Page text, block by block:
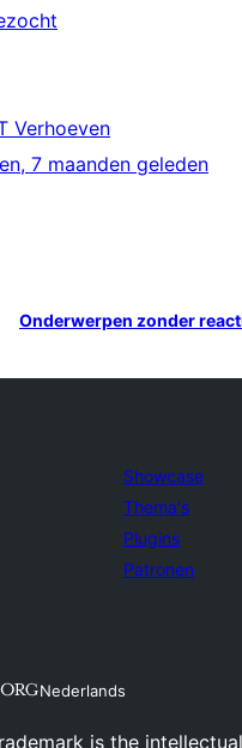
Verhoeven
7 maanden geleden
Onderwerpen zonder
Showcase
Thema's
Plugins
Patronen
Nederlands
is the